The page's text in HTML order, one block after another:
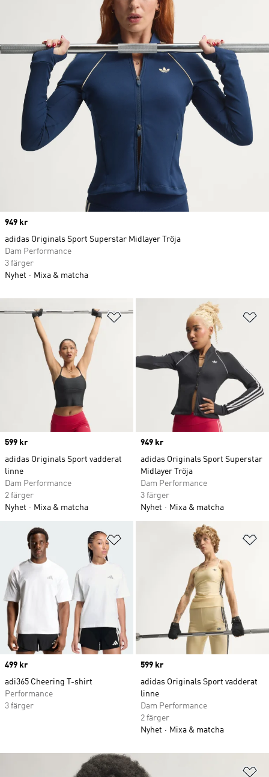
Lägg till på önskelistan
Price
599 kr
adidas Originals Sport vadderat
linne
Dam Performance
2 färger
Nyhet
Mixa & matcha
Price
949 kr
adidas Originals Sport Superstar
Midlayer Tröja
Dam Performance
3 färger
Nyhet
Mixa & matcha
Lägg till på önskelistan
Price
499 kr
adi365 Cheering T-shirt
Performance
3 färger
Price
599 kr
adidas Originals Sport vadderat
linne
Dam Performance
2 färger
Nyhet
Mixa & matcha
Price
949 kr
adidas Originals Sport Superstar Midlayer Tröja
Dam Performance
3 färger
Nyhet
Mixa & matcha